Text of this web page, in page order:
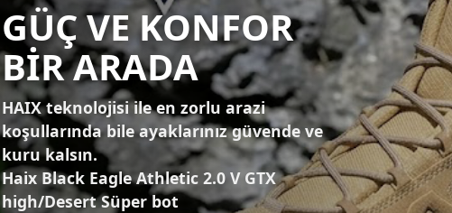
GÜÇ VE KONFOR
BİR ARADA
HAIX teknolojisi ile en zorlu arazi
koşullarında bile ayaklarınız güvende ve
kuru kalsın.
Haix Black Eagle Athletic 2.0 V GTX
high/Desert Süper bot